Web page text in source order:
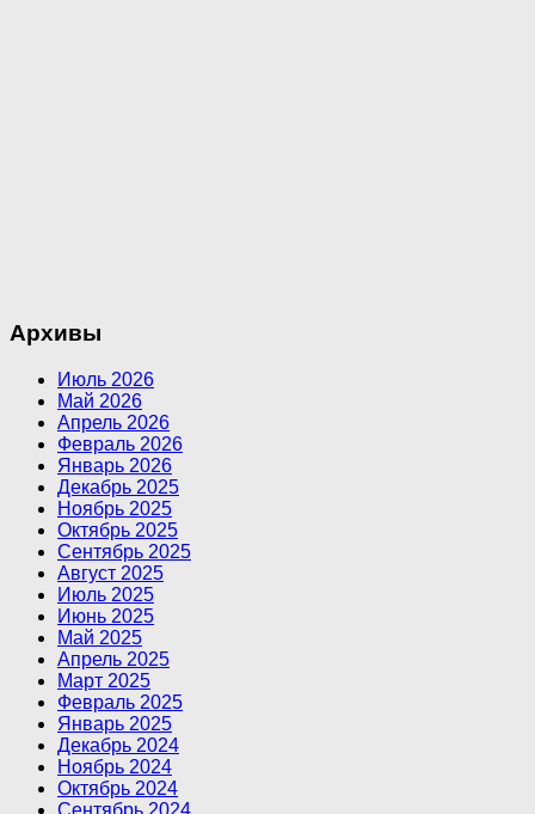
Архивы
Июль 2026
Май 2026
Апрель 2026
Февраль 2026
Январь 2026
Декабрь 2025
Ноябрь 2025
Октябрь 2025
Сентябрь 2025
Август 2025
Июль 2025
Июнь 2025
Май 2025
Апрель 2025
Март 2025
Февраль 2025
Январь 2025
Декабрь 2024
Ноябрь 2024
Октябрь 2024
Сентябрь 2024